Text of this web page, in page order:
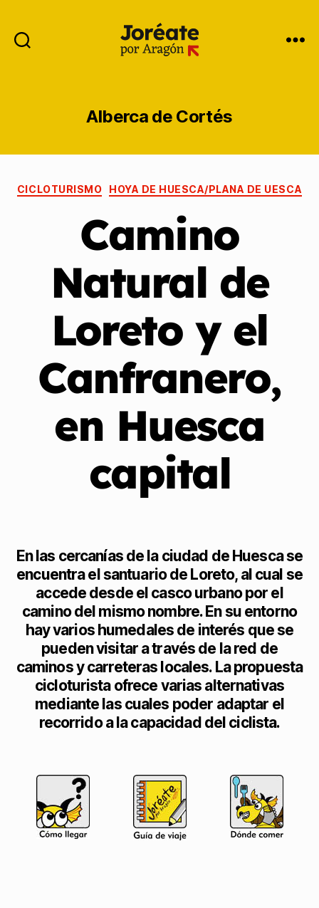
Alberca de Cortés
CICLOTURISMO HOYA DE HUESCA/PLANA DE UESCA
Camino
Natural de
Loreto y el
Canfranero,
en Huesca
capital
En las cercanías de la ciudad de Huesca se
encuentra el santuario de Loreto, al cual se
accede desde el casco urbano por el
camino del mismo nombre. En su entorno
hay varios humedales de interés que se
pueden visitar a través de la red de
caminos y carreteras locales. La propuesta
cicloturista ofrece varias alternativas
mediante las cuales poder adaptar el
recorrido a la capacidad del ciclista.